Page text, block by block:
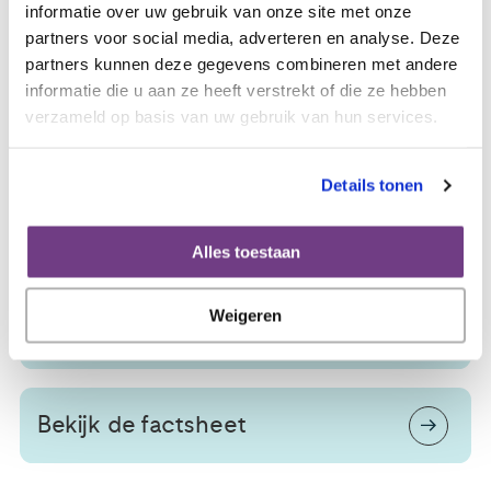
informatie over uw gebruik van onze site met onze
partners voor social media, adverteren en analyse. Deze
partners kunnen deze gegevens combineren met andere
informatie die u aan ze heeft verstrekt of die ze hebben
verzameld op basis van uw gebruik van hun services.
Details tonen
Alles toestaan
Weigeren
“Het is fijn dat het taxivervoer bestaat en men er over het
algemeen tevreden over is, al geven patiënten ook aan het
niet altijd prettig te vinden om een taxi te moeten delen.
Hierdoor zijn mensen langer onderweg, wat zorgt voor
stress én het is fysiek onnodig belastend, terwijl zij zich
taxivervoerders op om hier zoveel mogelijk rekening mee
toezien dat dit goed verloopt”, besluit Irene Dingemans.
Bekijk de hele rapportage
Bekijk de factsheet